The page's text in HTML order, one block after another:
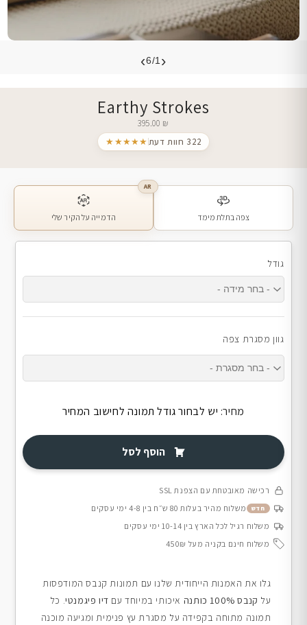
‹
6/1
›
Earthy Strokes
395.00 ₪
★★★★★
322 חוות דעת
צפה בתלת מימד
AR
הדמייה על הקיר שלי
גודל
גוון מסגרת צפה
מחיר: יש לבחור גודל תמונה לחישוב המחיר
הוסף לסל
רכישה מאובטחת עם הצפנת SSL
חדש
משלוח מהיר בעלות 80 ש״ח בין 4-8 ימי עסקים
משלוח רגיל לכל הארץ בין 10-14 ימי עסקים
משלוח חינם בקניה מעל 450₪
גלו את האמנות הייחודית שלנו עם תמונות קנבס המודפסות
על קנבס 100% כותנה איכותי במיוחד עם דיו פיגמנטי. כל
תמונה מתוחה בקפידה על מסגרת עץ פנימית ומגיעה מוכנה